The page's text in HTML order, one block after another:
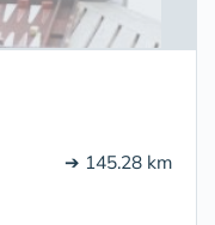
➔ 145.28 km